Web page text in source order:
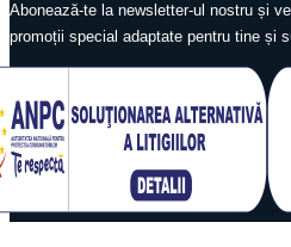
Abonează-te la newsletter-ul nostru și
promoții special adaptate pentru tine și